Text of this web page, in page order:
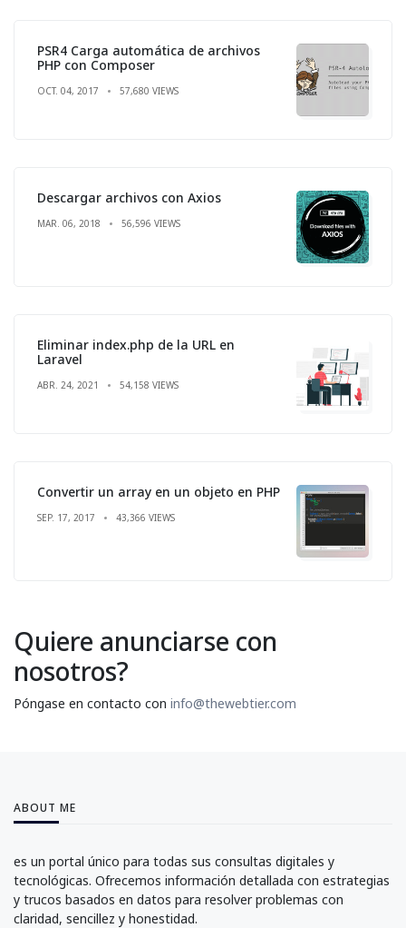
PSR4 Carga automática de archivos
PHP con Composer
OCT. 04, 2017 57,680 VIEWS
Descargar archivos con Axios
MAR. 06, 2018 56,596 VIEWS
Eliminar index.php de la URL en
Laravel
ABR. 24, 2021 54,158 VIEWS
Convertir un array en un objeto en PHP
SEP. 17, 2017 43,366 VIEWS
Quiere anunciarse con
nosotros?
Póngase en contacto con info@thewebtier.com
ABOUT ME
es un portal único para todas sus consultas digitales y
tecnológicas. Ofrecemos información detallada con estrategias
y trucos basados en datos para resolver problemas con
claridad, sencillez y honestidad.